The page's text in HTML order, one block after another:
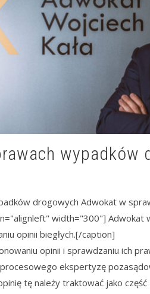
wypadków
drogowych Adwokat w
width="300"] Adwokat
opinii biegłych.[/caption]
opinii i sprawdzaniu ich
ekspertyzę
tę należy traktować jako